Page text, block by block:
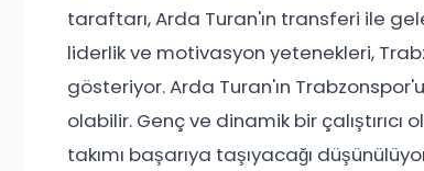
taraftarı, Arda Turan'ın transferi ile
liderlik ve motivasyon yetenekleri,
gösteriyor. Arda Turan'ın
olabilir. Genç ve dinamik bir
takımı başarıya taşıyacağı